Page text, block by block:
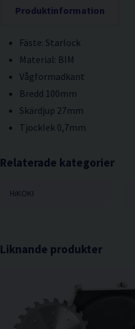
Produktinformation
Fäste: Starlock
Material: BIM
Vågformadkant
Bredd 100mm
Skärdjup 27mm
Tjocklek 0,7mm
Relaterade kategorier
HiKOKI
Liknande produkter